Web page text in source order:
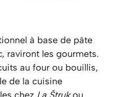
à base de pâte
raviront les gourmets.
au four ou bouillis,
de la cuisine